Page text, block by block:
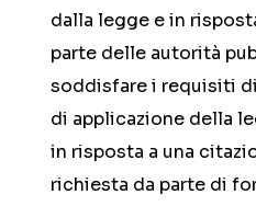
dalla legge e in
parte delle autorità
soddisfare i requisiti
di applicazione della
in risposta a una
richiesta da parte di